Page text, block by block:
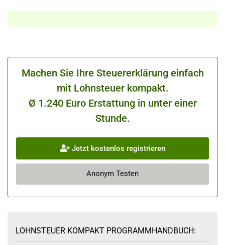
Machen Sie Ihre Steuererklärung einfach
mit Lohnsteuer kompakt.
Ø 1.240 Euro Erstattung in unter einer
Stunde.
Jetzt kostenlos registrieren
Anonym Testen
LOHNSTEUER KOMPAKT PROGRAMMHANDBUCH: